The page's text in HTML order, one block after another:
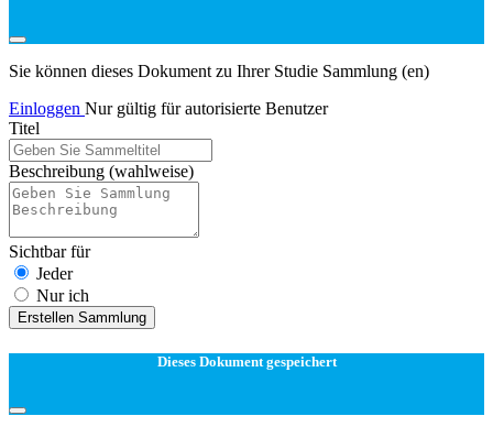
Sie können dieses Dokument zu Ihrer Studie Sammlung (en)
Einloggen Nur gültig für autorisierte Benutzer
Titel
Beschreibung (wahlweise)
Sichtbar für
Jeder
Nur ich
Erstellen Sammlung
Dieses Dokument gespeichert